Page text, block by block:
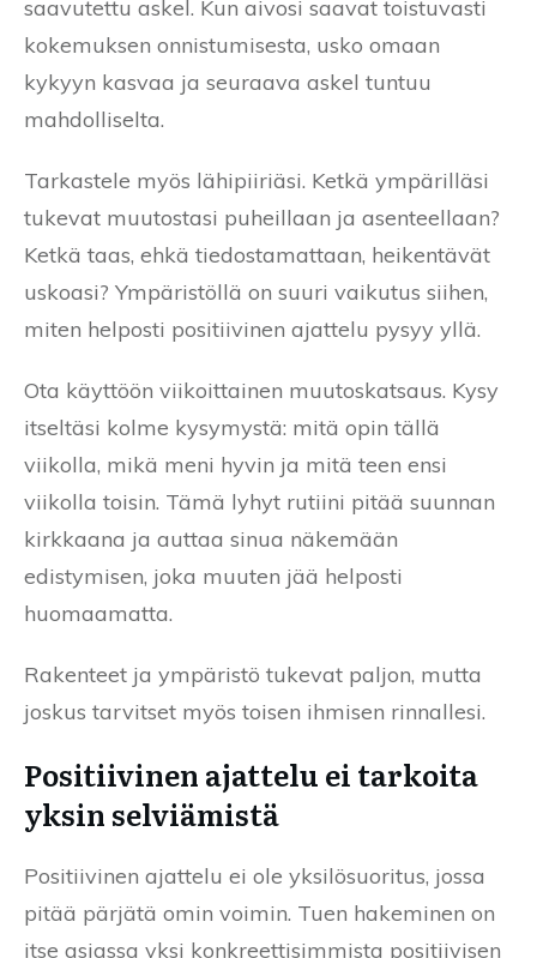
saavutettu askel. Kun aivosi saavat toistuvasti
kokemuksen onnistumisesta, usko omaan
kykyyn kasvaa ja seuraava askel tuntuu
mahdolliselta.
Tarkastele myös lähipiiriäsi. Ketkä ympärilläsi
tukevat muutostasi puheillaan ja asenteellaan?
Ketkä taas, ehkä tiedostamattaan, heikentävät
uskoasi? Ympäristöllä on suuri vaikutus siihen,
miten helposti positiivinen ajattelu pysyy yllä.
Ota käyttöön viikoittainen muutoskatsaus. Kysy
itseltäsi kolme kysymystä: mitä opin tällä
viikolla, mikä meni hyvin ja mitä teen ensi
viikolla toisin. Tämä lyhyt rutiini pitää suunnan
kirkkaana ja auttaa sinua näkemään
edistymisen, joka muuten jää helposti
huomaamatta.
Rakenteet ja ympäristö tukevat paljon, mutta
joskus tarvitset myös toisen ihmisen rinnallesi.
Positiivinen ajattelu ei tarkoita
yksin selviämistä
Positiivinen ajattelu ei ole yksilösuoritus, jossa
pitää pärjätä omin voimin. Tuen hakeminen on
itse asiassa yksi konkreettisimmista positiivisen